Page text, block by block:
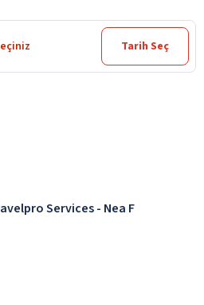
Tarih Seç
Services - Nea F